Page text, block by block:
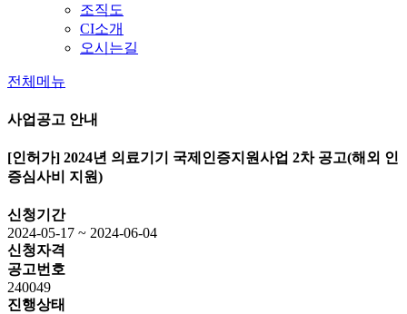
조직도
CI소개
오시는길
전체메뉴
사업공고 안내
[인허가] 2024년 의료기기 국제인증지원사업 2차 공고(해외 인
증심사비 지원)
신청기간
2024-05-17 ~ 2024-06-04
신청자격
공고번호
240049
진행상태